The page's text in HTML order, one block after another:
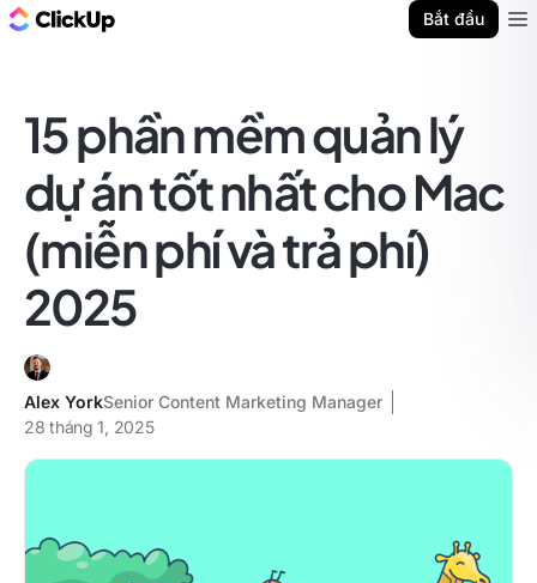
Bắt đầu
15 phần mềm quản lý
dự án tốt nhất cho Mac
(miễn phí và trả phí)
2025
Alex YorkSenior Content Marketing Manager
28 tháng 1, 2025